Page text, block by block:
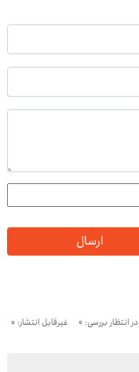
ارسال
در انتظار بررسی: 0 غیرقابل انتشار: 0